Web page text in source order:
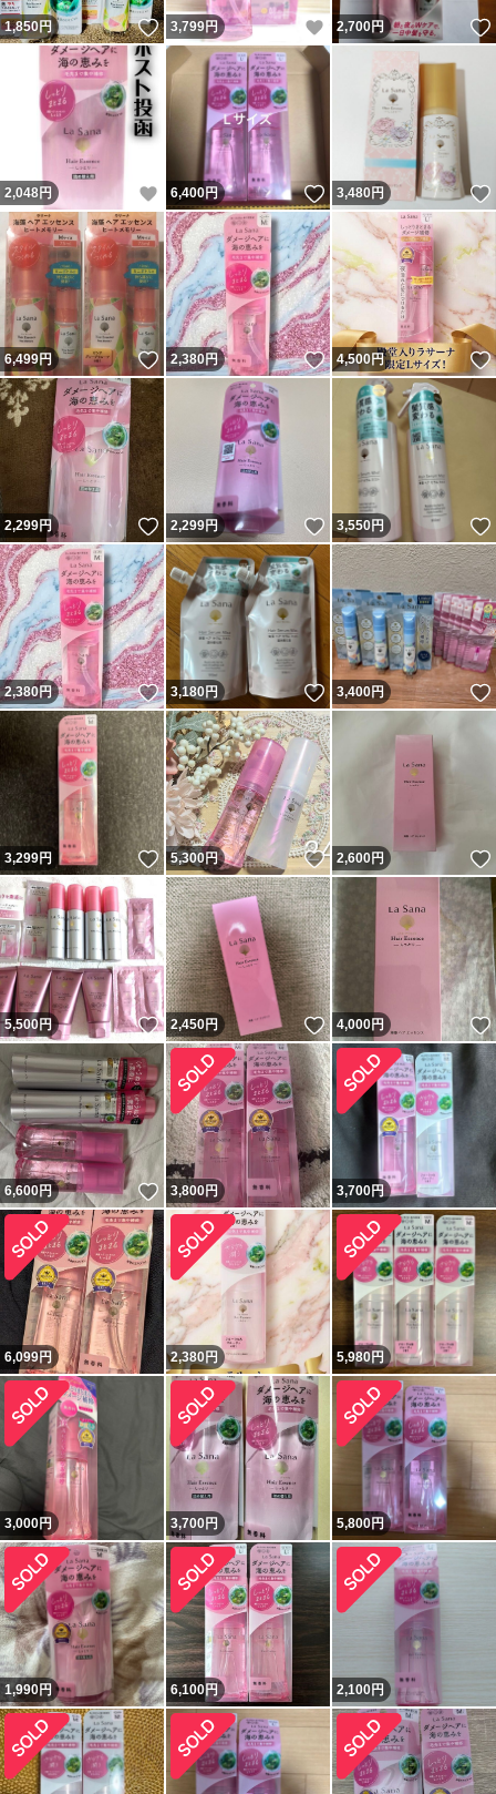
1,850円 いいね！
3,799円 いいね！
2,700円
2,048円 いいね！
6,400円 いいね！
3,480円
6,499円 いいね！
2,380円 いいね！
4,500円
2,299円 いいね！
2,299円 いいね！
3,550円
2,380円 いいね！
3,180円 いいね！
3,400円
3,299円 いいね！
5,300円 いいね！
2,600円
5,500円 いいね！
2,450円 いいね！
4,000円
6,600円 いいね！
3,800円 3,700円
6,099円 2,380円 5,980円
3,000円 3,700円 5,800円
1,990円 6,100円 2,100円